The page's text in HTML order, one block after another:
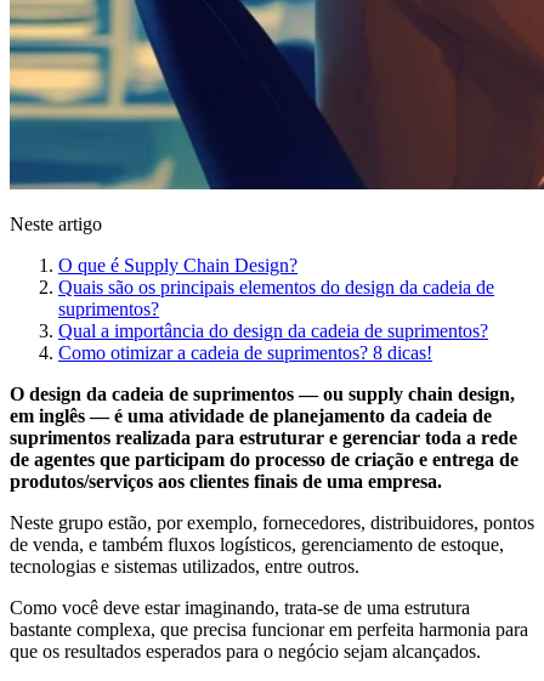
Neste artigo
O que é Supply Chain Design?
Quais são os principais elementos do design da cadeia de
suprimentos?
Qual a importância do design da cadeia de suprimentos?
Como otimizar a cadeia de suprimentos? 8 dicas!
O design da cadeia de suprimentos — ou supply chain design,
em inglês — é uma atividade de planejamento da cadeia de
suprimentos realizada para estruturar e gerenciar toda a rede
de agentes que participam do processo de criação e entrega de
produtos/serviços aos clientes finais de uma empresa.
Neste grupo estão, por exemplo, fornecedores, distribuidores, pontos
de venda, e também fluxos logísticos, gerenciamento de estoque,
tecnologias e sistemas utilizados, entre outros.
Como você deve estar imaginando, trata-se de uma estrutura
bastante complexa, que precisa funcionar em perfeita harmonia para
que os resultados esperados para o negócio sejam alcançados.